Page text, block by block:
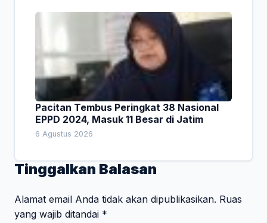
Pacitan Tembus Peringkat 38 Nasional
EPPD 2024, Masuk 11 Besar di Jatim
6 Agustus 2026
Tinggalkan Balasan
Alamat email Anda tidak akan dipublikasikan. Ruas
yang wajib ditandai *